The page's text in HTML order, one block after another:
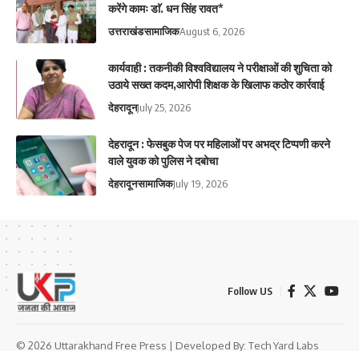
करेंगे कामः डाॅ. धन सिंह रावत*
उत्तराखंडसामाजिकAugust 6, 2026
कार्यवाही : तकनीकी विश्वविद्यालय ने परीक्षाओं की शुचिता को
उठाये सख्त कदम,आरोपी शिक्षक के खिलाफ कठोर कार्रवाई
देहरादूनJuly 25, 2026
देहरादून : फेसबुक पेज पर महिलाओं पर अभद्र टिप्पणी करने
वाले युवक को पुलिस ने दबोचा
देहरादूनसामाजिकJuly 19, 2026
Follow US
© 2026 Uttarakhand Free Press | Developed By: Tech Yard Labs